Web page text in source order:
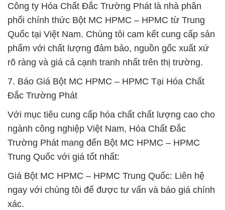
Công ty Hóa Chất Đắc Trường Phát là nhà phân
phối chính thức Bột MC HPMC – HPMC từ Trung
Quốc tại Việt Nam. Chúng tôi cam kết cung cấp sản
phẩm với chất lượng đảm bảo, nguồn gốc xuất xứ
rõ ràng và giá cả cạnh tranh nhất trên thị trường.
7. Báo Giá Bột MC HPMC – HPMC Tại Hóa Chất
Đắc Trường Phát
Với mục tiêu cung cấp hóa chất chất lượng cao cho
ngành công nghiệp Việt Nam, Hóa Chất Đắc
Trường Phát mang đến Bột MC HPMC – HPMC
Trung Quốc với giá tốt nhất:
Giá Bột MC HPMC – HPMC Trung Quốc: Liên hệ
ngay với chúng tôi để được tư vấn và báo giá chính
xác.